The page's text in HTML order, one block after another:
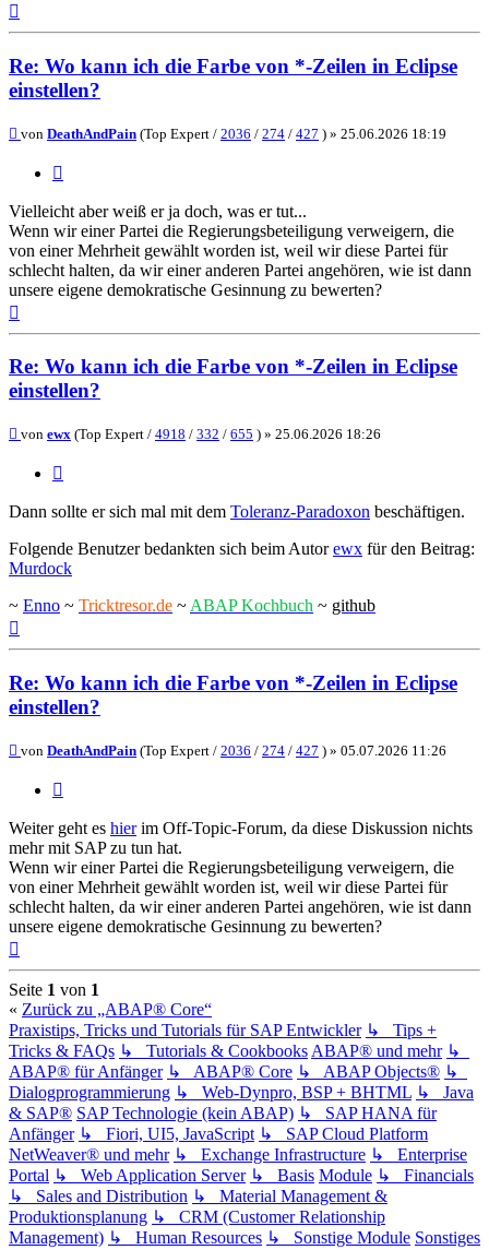
Re: Wo kann ich die Farbe von *-Zeilen in Eclipse
einstellen?
Beitrag
von DeathAndPain (Top Expert / 2036 / 274 / 427 ) » 25.06.2026 18:19
Vielleicht aber weiß er ja doch, was er tut...
Wenn wir einer Partei die Regierungsbeteiligung verweigern, die
von einer Mehrheit gewählt worden ist, weil wir diese Partei für
schlecht halten, da wir einer anderen Partei angehören, wie ist dann
unsere eigene demokratische Gesinnung zu bewerten?
Re: Wo kann ich die Farbe von *-Zeilen in Eclipse
einstellen?
Beitrag
von ewx (Top Expert / 4918 / 332 / 655 ) » 25.06.2026 18:26
Dann sollte er sich mal mit dem Toleranz-Paradoxon beschäftigen.
Folgende Benutzer bedankten sich beim Autorewx für den Beitrag:
Murdock
~ Enno ~ Tricktresor.de ~ ABAP Kochbuch ~ github
Re: Wo kann ich die Farbe von *-Zeilen in Eclipse
einstellen?
Beitrag
von DeathAndPain (Top Expert / 2036 / 274 / 427 ) » 05.07.2026 11:26
Weiter geht es hierim Off-Topic-Forum, da diese Diskussion nichts
mehr mit SAP zu tun hat.
Wenn wir einer Partei die Regierungsbeteiligung verweigern, die
von einer Mehrheit gewählt worden ist, weil wir diese Partei für
schlecht halten, da wir einer anderen Partei angehören, wie ist dann
unsere eigene demokratische Gesinnung zu bewerten?
Seite 1 von 1
« Zurück zu „ABAP® Core“
Praxistips, Tricks und Tutorials für SAP Entwickler ↳ Tips +
Tricks & FAQs ↳ Tutorials & Cookbooks ABAP® und mehr ↳
ABAP® für Anfänger ↳ ABAP® Core ↳ ABAP Objects® ↳
Dialogprogrammierung ↳ Web-Dynpro, BSP + BHTML ↳ Java
& SAP® SAP Technologie (kein ABAP) ↳ SAP HANA für
Anfänger ↳ Fiori, UI5, JavaScript ↳ SAP Cloud Platform
NetWeaver® und mehr ↳ Exchange Infrastructure ↳ Enterprise
Portal ↳ Web Application Server ↳ Basis Module ↳ Financials
↳ Sales and Distribution ↳ Material Management &
Produktionsplanung ↳ CRM (Customer Relationship
Management) ↳ Human Resources ↳ Sonstige Module Sonstiges